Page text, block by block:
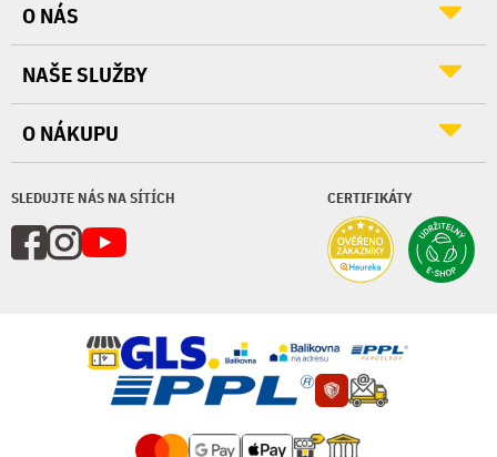
SLEDUJTE NÁS NA SÍTÍCH CERTIFIKÁTY
O NÁS
NAŠE SLUŽBY
O NÁKUPU